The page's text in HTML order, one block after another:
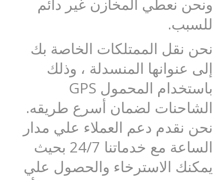
للسبب.
نحن نقل الممتلكات الخاصة بك
إلى عنوانها المنسدلة ، وذلك
باستخدام المحمول GPS
الشاحنات لضمان أسرع طريقه.
نحن نقدم دعم العملاء علي مدار
الساعة مع خدماتنا 24/7 بحيث
يمكنك الاسترخاء والحصول علي